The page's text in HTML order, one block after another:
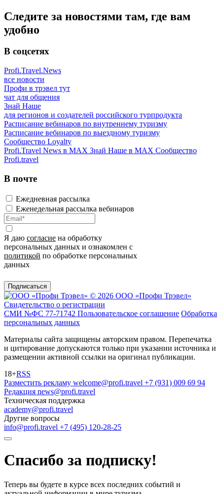
Следите за новостями там, где вам
удобно
В соцсетях
Profi.Travel.News
все новости
Профи в трэвел тут
чат для общения
Знай Наше
для регионов и создателей российского турпродукта
Расписание вебинаров по внутреннему туризму
Расписание вебинаров по выездному туризму
Сообщество Loyalty
Profi.Travel News в MAX Знай Наше в MAX Сообщество
Profi.travel
В почте
Ежедневная рассылка
Еженедельная рассылка вебинаров
Я даю согласие на обработку
персональных данных и ознакомлен с
политикой по обработке персональных
данных
Подписаться
© 2026 ООО «Профи Трэвeл»
Свидетельство о регистрации
СМИ №ФС 77-71742 Пользовательское соглашение Обработка
персональных данных
Материалы сайта защищены авторским правом. Перепечатка
и цитирование допускаются только при указании источника и
размещении активной ссылки на оригинал публикации.
18+RSS
Разместить рекламу welcome@profi.travel +7 (931) 009 69 94
Редакция news@profi.travel
Техническая поддержка
academy@profi.travel
Другие вопросы
info@profi.travel +7 (495) 120-28-25
Спасибо за подписку!
Теперь вы будете в курсе всех последних событий и